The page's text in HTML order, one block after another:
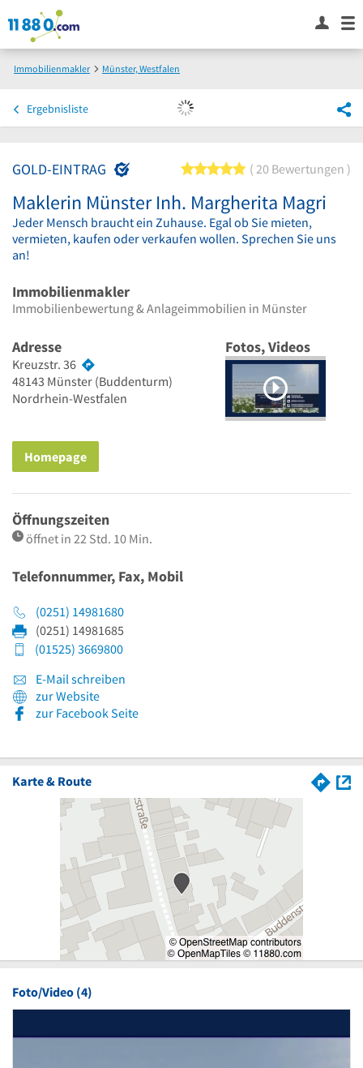
Immobilienmakler
Münster, Westfalen
Ergebnisliste
GOLD-EINTRAG 5 von 5 Sternen
20 Bewertungen
Maklerin Münster Inh. Margherita Magri
Jeder Mensch braucht ein Zuhause. Egal ob Sie mieten,
vermieten, kaufen oder verkaufen wollen. Sprechen Sie uns
an!
Immobilienmakler
Immobilienbewertung & Anlageimmobilien in Münster
Adresse
Kreuzstr. 36
48143 Münster (Buddenturm)
Nordrhein-Westfalen
Fotos, Videos
Homepage
Öffnungszeiten
öffnet in 22 Std. 10 Min.
Telefonnummer, Fax, Mobil
(0251) 14981680
(0251) 14981685
(01525) 3669800
E-Mail schreiben
zur Website
zur Facebook Seite
Karte & Route
Foto/Video (4)